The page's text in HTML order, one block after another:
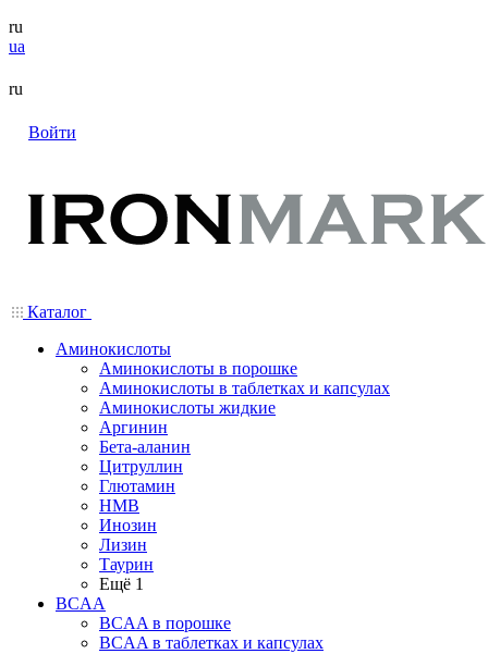
ru
ua
ru
Войти
Каталог
Аминокислоты
Аминокислоты в порошке
Аминокислоты в таблетках и капсулах
Аминокислоты жидкие
Аргинин
Бета-аланин
Цитруллин
Глютамин
HMB
Инозин
Лизин
Таурин
Ещё 1
BCAA
BCAA в порошке
BCAA в таблетках и капсулах